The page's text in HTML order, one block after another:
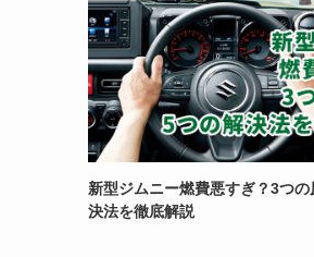
新型ジムニー燃費悪すぎ？3つ
決法を徹底解説